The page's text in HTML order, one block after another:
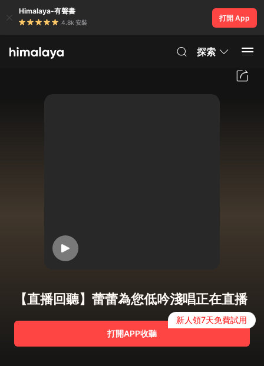
Himalaya-有聲書
4.8k 安裝
打開 App
探索
【直播回聽】蕾蕾為您低吟淺唱正在直播
打開APP收聽
新人領7天免費試用